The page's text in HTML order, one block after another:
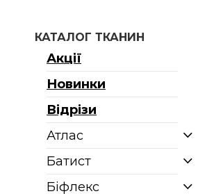
КАТАЛОГ ТКАНИН
Акції
Новинки
Відрізи
Атлас
Батист
Біфлекс